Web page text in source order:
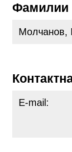
Молчанов,
E-mail: